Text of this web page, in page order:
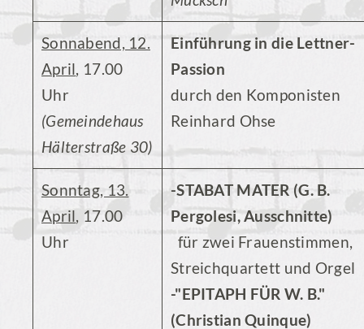
Sonnabend, 12.
April, 17.00
Uhr
(Gemeindehaus
Hälterstraße 30)
Einführung in die Lettner-
Passion
durch den Komponisten
Reinhard Ohse
Sonntag, 13.
April, 17.00
Uhr
-STABAT MATER (G. B.
Pergolesi, Ausschnitte)
für zwei Frauenstimmen,
Streichquartett und Orgel
-"EPITAPH FÜR W. B."
(Christian Quinque)